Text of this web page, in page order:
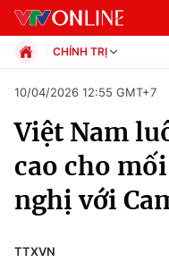
Chuyên mục
Chính trị
CHÍNH TRỊ
Xã hội
Pháp luật
Thể thao
Truyền hình
Văn hóa - Giải trí
10/04/2026 12:55 GMT+7
Việt Nam
cao cho
nghị với
TTXVN